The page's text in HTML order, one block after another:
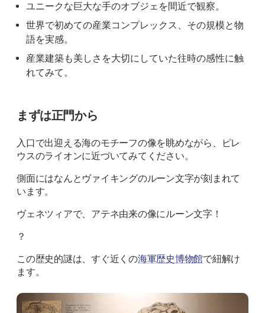
ユニークな巨大な手のオブジェを間近で観察。
世界で初めての産業コンプレックス、その規模と物
語を実感。
産業建築も美しさを大切にしていた往時の感性に触
れてみて。
まずは正門から
入口で出迎える海のモチーフの像を眺めながら、ピレ
ウスのライオンに近づいてみてください。
側面にはなんとヴァイキングのルーン文字が刻まれて
います。
ヴェネツィアで、アテネ由来の像にルーン文字！
？
この歴史的謎は、すぐ近くの海軍歴史博物館で紐解け
ます。